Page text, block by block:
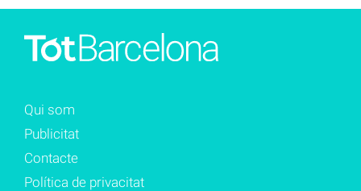
Qui som
Publicitat
Contacte
Política de privacitat